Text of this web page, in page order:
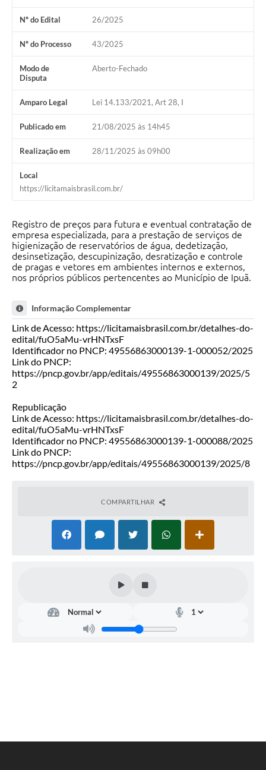
Links
Jornal
Agenda
Nº do Edital 26/2025
Nº do Processo 43/2025
Modo de
Disputa
Aberto-Fechado
Amparo Legal Lei 14.133/2021, Art 28, I
Publicado em 21/08/2025 às 14h45
Realização em 28/11/2025 às 09h00
Local
https://licitamaisbrasil.com.br/
Registro de preços para futura e eventual contratação de
empresa especializada, para a prestação de serviços de
higienização de reservatórios de água, dedetização,
desinsetização, descupinização, desratização e controle
de pragas e vetores em ambientes internos e externos,
nos próprios públicos pertencentes ao Município de Ipuã.
Informação Complementar
Link de Acesso: https://licitamaisbrasil.com.br/detalhes-do-
edital/fuO5aMu-vrHNTxsF
Identificador no PNCP: 49556863000139-1-000052/2025
Link do PNCP:
https://pncp.gov.br/app/editais/49556863000139/2025/5
2
Republicação
Link de Acesso: https://licitamaisbrasil.com.br/detalhes-do-
edital/fuO5aMu-vrHNTxsF
Identificador no PNCP: 49556863000139-1-000088/2025
Link do PNCP:
https://pncp.gov.br/app/editais/49556863000139/2025/8
COMPARTILHAR